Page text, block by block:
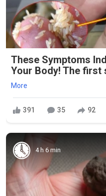
These Symptoms
Your Body! The first
More
391 35 92
4 h 6 min